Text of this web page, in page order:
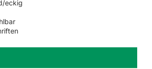
eckig